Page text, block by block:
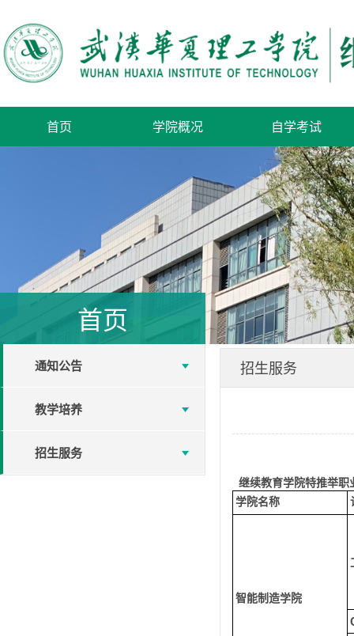
首页 学院概况 自学考试
首页
通知公告
教学培养
招生服务
招生服务
继续教育学院特推举
学院名称
智能制造学院